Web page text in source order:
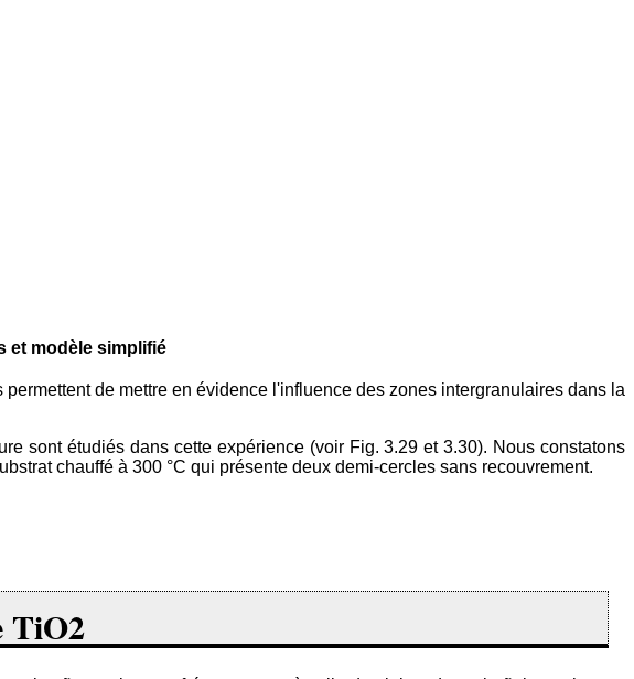
et modèle simplifié
permettent de mettre en évidence l'influence des zones intergranulaires dans la
sont étudiés dans cette expérience (voir Fig. 3.29 et 3.30). Nous constatons
chauffé à 300 °C qui présente deux demi-cercles sans recouvrement.
TiO2